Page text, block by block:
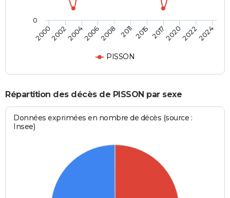
PISSON
20002002200420062008 2011 2015 2017202020222024
0
Répartition des décès de PISSON par sexe
Données exprimées en nombre de décès (source :
Insee)